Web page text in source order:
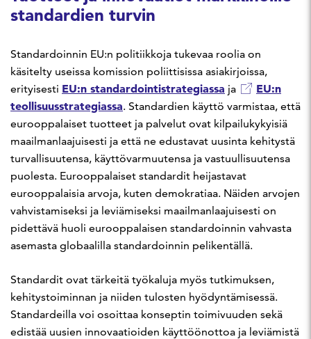
standardien turvin
Standardoinnin EU:n politiikkoja tukevaa roolia on
käsitelty useissa komission poliittisissa asiakirjoissa,
erityisesti EU:n standardointistrategiassa ja
EU:n
teollisuusstrategiassa. Standardien käyttö varmistaa, että
eurooppalaiset tuotteet ja palvelut ovat kilpailukykyisiä
maailmanlaajuisesti ja että ne edustavat uusinta kehitystä
turvallisuutensa, käyttövarmuutensa ja vastuullisuutensa
puolesta. Eurooppalaiset standardit heijastavat
eurooppalaisia arvoja, kuten demokratiaa. Näiden arvojen
vahvistamiseksi ja leviämiseksi maailmanlaajuisesti on
pidettävä huoli eurooppalaisen standardoinnin vahvasta
asemasta globaalilla standardoinnin pelikentällä.
Standardit ovat tärkeitä työkaluja myös tutkimuksen,
kehitystoiminnan ja niiden tulosten hyödyntämisessä.
Standardeilla voi osoittaa konseptin toimivuuden sekä
edistää uusien innovaatioiden käyttöönottoa ja leviämistä